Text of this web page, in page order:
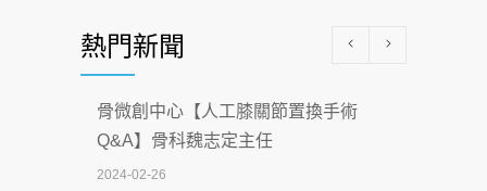
科能量
2026-07-08
沒菸酒也瀕臨洗腎？65歲男靠「這習
慣」逆轉腎功能 醫揭3招救命
2026-07-08
熱門新聞
骨微創中心【人工膝關節置換手術
Q&A】骨科魏志定主任
2024-02-26